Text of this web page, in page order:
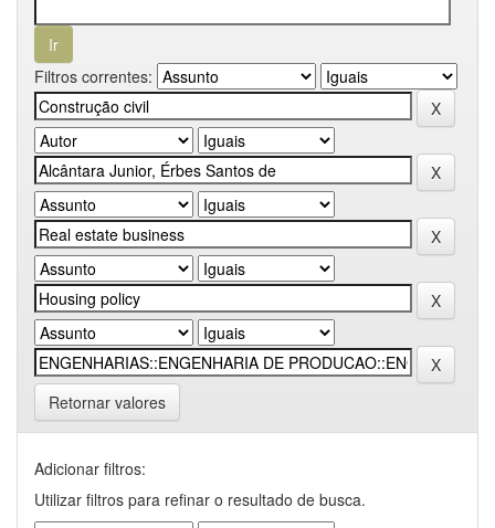
Filtros correntes:
Retornar valores
Adicionar filtros:
Utilizar filtros para refinar o resultado de busca.